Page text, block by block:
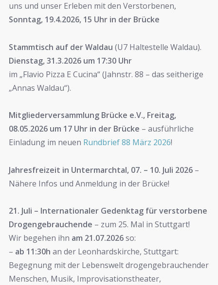
uns und unser Erleben mit den Verstorbenen,
Sonntag, 19.4.2026, 15 Uhr in der Brücke
Stammtisch auf der Waldau (U7 Haltestelle Waldau).
Dienstag, 31.3.2026 um 17:30 Uhr
im „Flavio Pizza E Cucina“ (Jahnstr. 88 – das seitherige
„Annas Waldau“).
Mitgliederversammlung Brücke e.V., Freitag,
08.05.2026 um 17 Uhr in der Brücke – ausführliche
Einladung im neuen Rundbrief 88 März 2026!
Jahresfreizeit in Untermarchtal, 07. – 10. Juli 2026 –
Nähere Infos und Anmeldung in der Brücke!
21. Juli – Internationaler Gedenktag für verstorbene
Drogengebrauchende – zum 25. Mal in Stuttgart!
Wir begehen ihn am 21.07.2026so:
– ab 11:30h an der Leonhardskirche, Stuttgart:
Begegnung mit der Lebenswelt drogengebrauchender
Menschen, Musik, Improvisationstheater,